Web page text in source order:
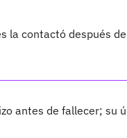
la contactó después
antes de fallecer; su